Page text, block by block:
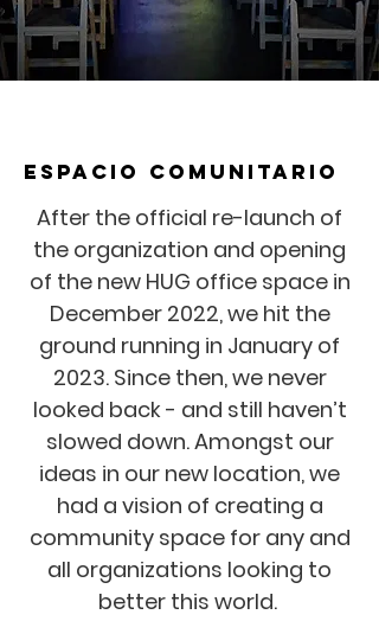
ESPACIO COMUNITARIO
After the official re-launch of
the organization and opening
of the new HUG office space in
December 2022, we hit the
ground running in January of
2023. Since then, we never
looked back - and still haven’t
slowed down. Amongst our
ideas in our new location, we
had a vision of creating a
community space for any and
all organizations looking to
better this world.